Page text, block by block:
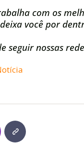
com os
você por
seguir nossas